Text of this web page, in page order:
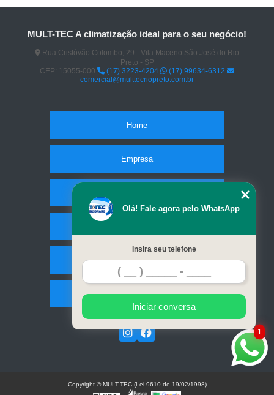
MULT-TEC A climatização ideal para o seu negócio!
Rua Cristóvão Colombo, 29 - Vila Maceno São José do Rio
Preto - SP
CEP: 15055-000
(17) 3223-4204
(17) 99634-6312
comercial@multtecriopreto.com.br
Home
Empresa
Contato
Mapa do site
1
Olá! Fale agora pelo WhatsApp
Insira seu telefone
Iniciar conversa
Copyright © MULT-TEC (Lei 9610 de 19/02/1998)